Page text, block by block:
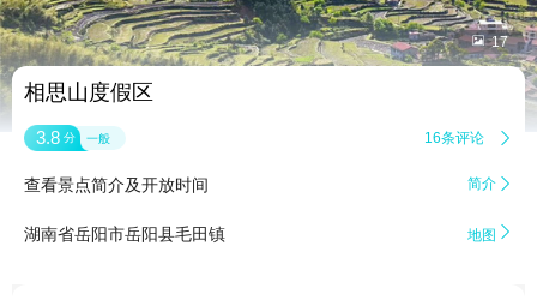
 17
相思山度假区
3.8 分 一般 16条评论 
查看景点简介及开放时间 简介 
湖南省岳阳市岳阳县毛田镇 地图 